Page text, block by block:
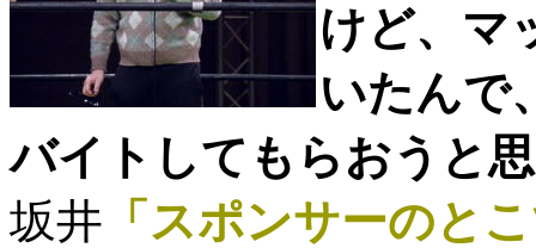
けど、マ
いたんで
バイトしてもらおうと
坂井 「スポンサーのと